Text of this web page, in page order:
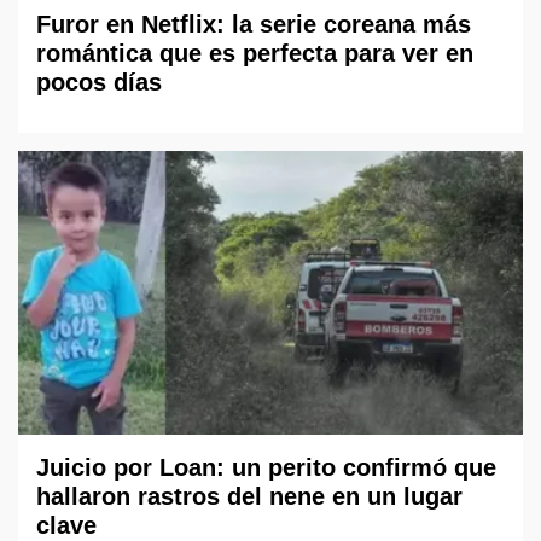
Furor en Netflix: la serie coreana más
romántica que es perfecta para ver en
pocos días
Juicio por Loan: un perito confirmó que
hallaron rastros del nene en un lugar
clave